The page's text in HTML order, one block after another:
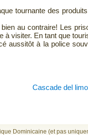
tournante des
au contraire! Les
à visiter. En tant que
aussitôt à la police
Cascade del
Dominicaine (et pas